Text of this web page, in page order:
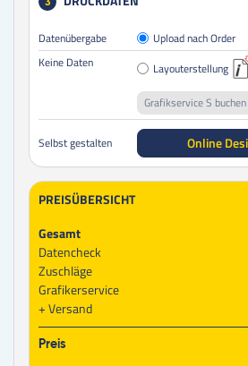
3
Datenübergabe Upload nach Order
Keine Daten
Layouterstellung
Grafikservice S
Selbst gestalten Online
PREISÜBERSICHT
Gesamt
Datencheck
Zuschläge
Grafikerservice
Versand
Preis